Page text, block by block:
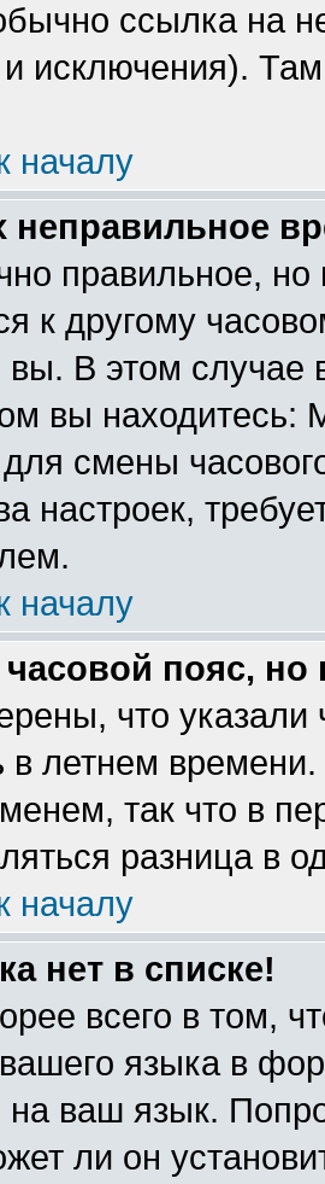
ссылка на
исключения).
началу
неправильное
правильное,
к другому
вы. В этом
вы
для смены
настроек,
началу
пояс,
что указали
в летнем
так что в
разница в
началу
нет в списке!
всего в том,
языка в
ваш язык.
ли он